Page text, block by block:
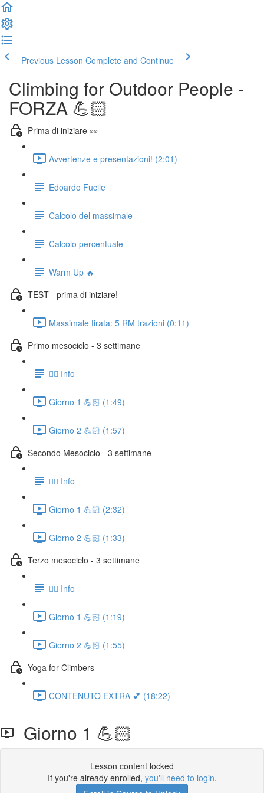
Previous Lesson Complete and Continue
Climbing for Outdoor People -
FORZA 💪🏻
Prima di iniziare 👀
Avvertenze e presentazioni! (2:01)
Edoardo Fucile
Calcolo del massimale
Calcolo percentuale
Warm Up 🔥
TEST - prima di iniziare!
Massimale tirata: 5 RM trazioni (0:11)
Primo mesociclo - 3 settimane
👉🏻 Info
Giorno 1 💪🏻 (1:49)
Giorno 2 💪🏻 (1:57)
Secondo Mesociclo - 3 settimane
👉🏻 Info
Giorno 1 💪🏻 (2:32)
Giorno 2 💪🏻 (1:33)
Terzo mesociclo - 3 settimane
👉🏻 Info
Giorno 1 💪🏻 (1:19)
Giorno 2 💪🏻 (1:55)
Yoga for Climbers
CONTENUTO EXTRA 💕 (18:22)
Giorno 1 💪🏻
Lesson content locked
If you're already enrolled, you'll need to login.